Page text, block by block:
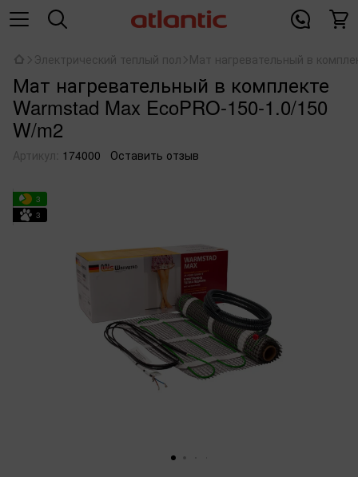
Электрический теплый пол Мат нагревательный в
Мат нагревательный в комплекте
Warmstad Max EcoPRO-150-1.0/150
W/m2
Артикул: 174000 Оставить отзыв
3
3